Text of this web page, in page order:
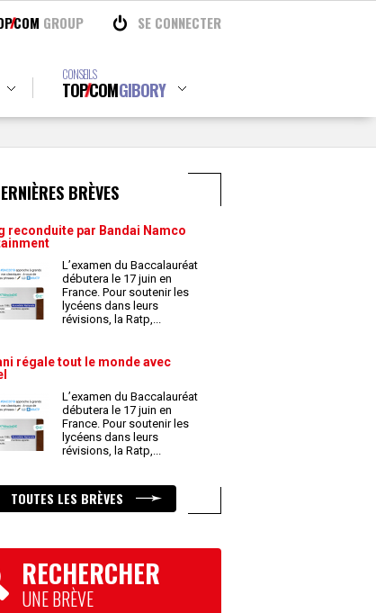
COM GROUP SE CONNECTER
CONSEILS
TOPCOMGIBORY
BRÈVES
reconduite par Bandai Namco
L’examen du Baccalauréat
débutera le 17 juin en
France. Pour soutenir les
lycéens dans leurs
révisions, la Ratp,...
régale tout le monde avec
L’examen du Baccalauréat
débutera le 17 juin en
France. Pour soutenir les
lycéens dans leurs
révisions, la Ratp,...
TOUTES LES BRÈVES
RECHERCHER
UNE BRÈVE